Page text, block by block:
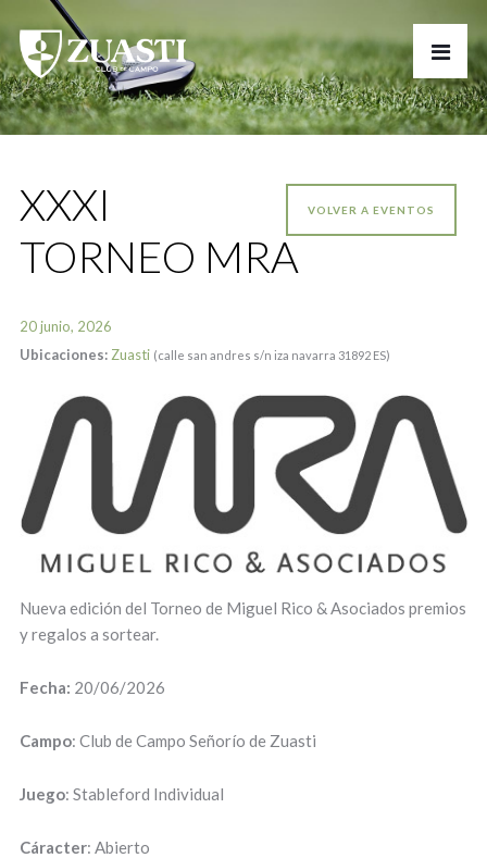
VOLVER A EVENTOS
XXXI
TORNEO MRA
20 junio, 2026
Ubicaciones: Zuasti (calle san andres s/n iza navarra 31892 ES)
Nueva edición del Torneo de Miguel Rico & Asociados premios
y regalos a sortear.
Fecha: 20/06/2026
Campo: Club de Campo Señorío de Zuasti
Juego: Stableford Individual
Cáracter: Abierto